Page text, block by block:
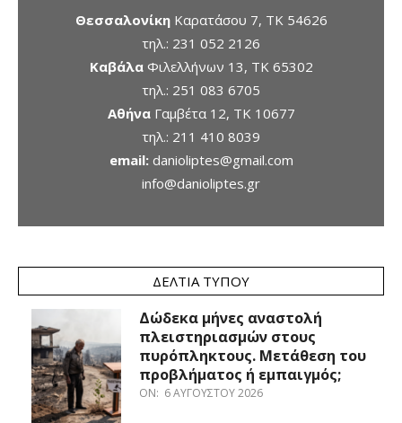
ΘεσσαλονίκηΚαρατάσου 7, TK 54626
τηλ.: 231 052 2126
ΚαβάλαΦιλελλήνων 13, ΤΚ 65302
τηλ.: 251 083 6705
ΑθήναΓαμβέτα 12, ΤΚ 10677
τηλ.: 211 410 8039
email: danioliptes@gmail.com
info@danioliptes.gr
ΔΕΛΤΊΑ ΤΎΠΟΥ
Δώδεκα μήνες αναστολή
πλειστηριασμών στους
πυρόπληκτους. Μετάθεση του
προβλήματος ή εμπαιγμός;
ON: 6 ΑΥΓΟΎΣΤΟΥ 2026